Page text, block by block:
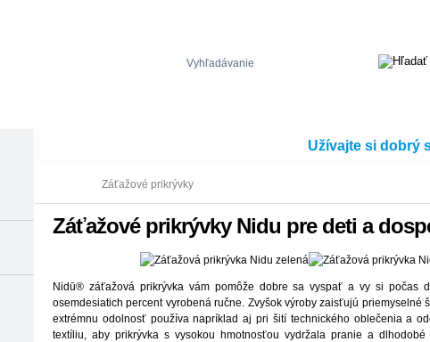
Užívajte si dobrý
Záťažové prikrývky
Záťažové prikrývky Nidu pre deti a
Nidū® záťažová prikrývka vám pomôže dobre sa vyspať a vy si počas
osemdesiatich percent vyrobená ručne. Zvyšok výroby zaisťujú
extrémnu odolnosť používa napríklad aj pri šití technického oblečenia a
textíliu, aby prikrývka s vysokou hmotnosťou vydržala pranie a
Vyhľadávanie